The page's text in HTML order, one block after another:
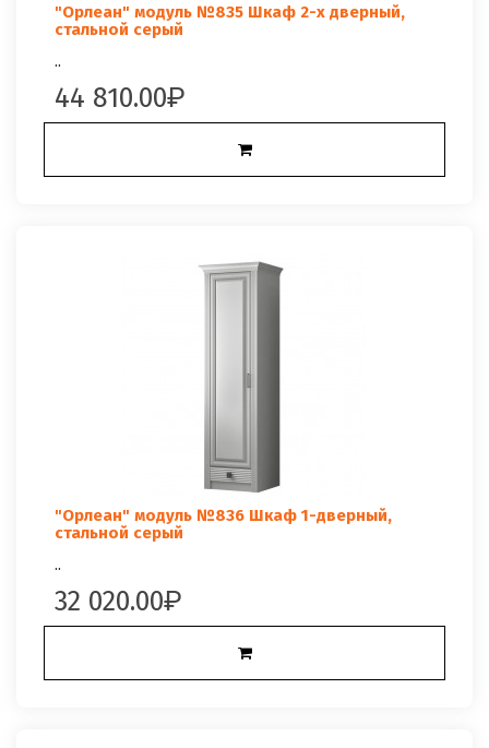
"Орлеан" модуль №835 Шкаф 2-х дверный,
стальной серый
..
44 810.00
"Орлеан" модуль №836 Шкаф 1-дверный,
стальной серый
..
32 020.00